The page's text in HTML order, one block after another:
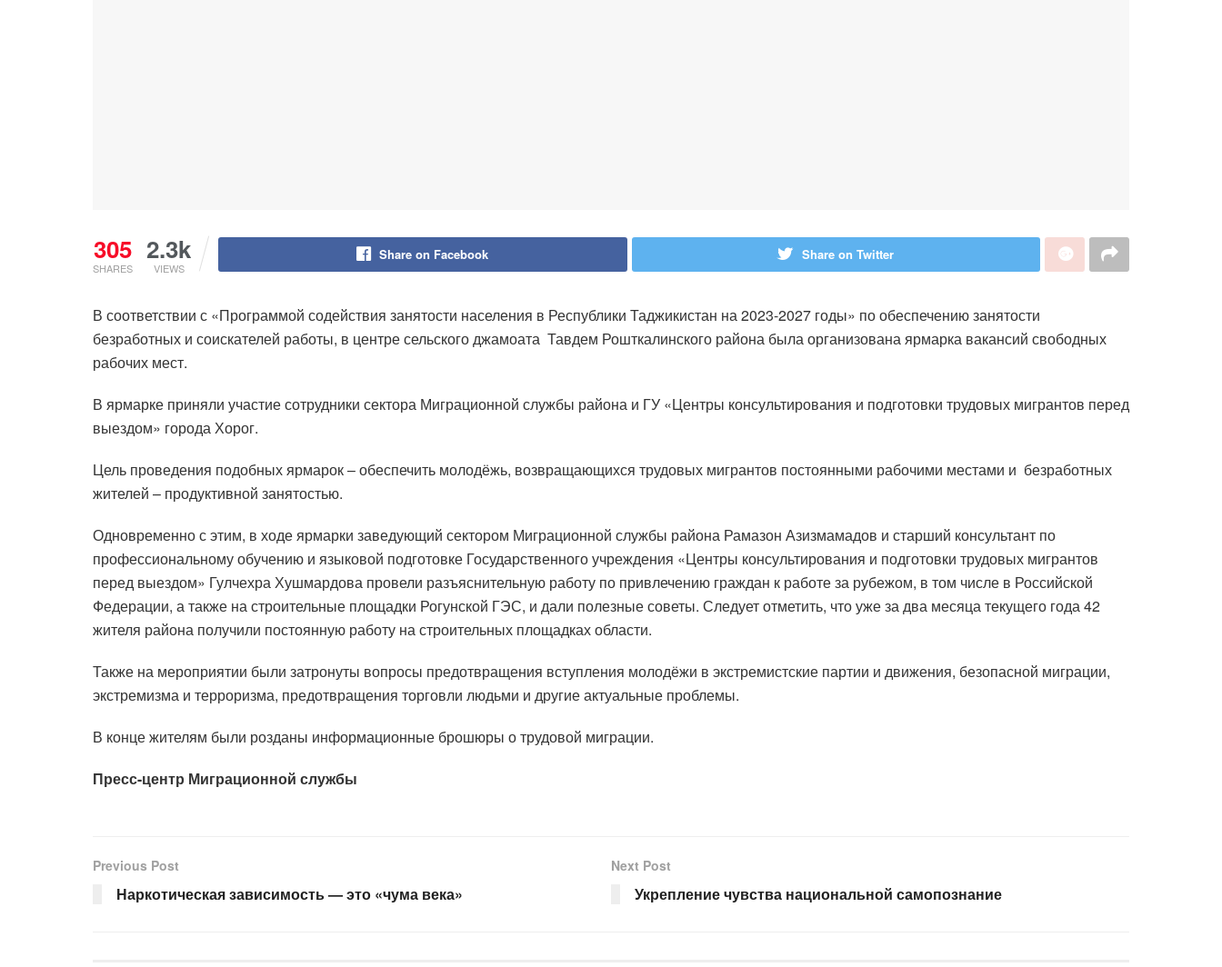
305
SHARES
2.3k
VIEWS
Share on Facebook Share on Twitter
В соответствии с «Программой содействия занятости населения в Республики Таджикистан на 2023-2027 годы» по обеспечению занятости
безработных и соискателей работы, в центре сельского джамоата Тавдем Рошткалинского района была организована ярмарка вакансий свободных
рабочих мест.
В ярмарке приняли участие сотрудники сектора Миграционной службы района и ГУ «Центры консультирования и подготовки трудовых мигрантов перед
выездом» города Хорог.
Цель проведения подобных ярмарок – обеспечить молодёжь, возвращающихся трудовых мигрантов постоянными рабочими местами и безработных
жителей – продуктивной занятостью.
Одновременно с этим, в ходе ярмарки заведующий сектором Миграционной службы района Рамазон Азизмамадов и старший консультант по
профессиональному обучению и языковой подготовке Государственного учреждения «Центры консультирования и подготовки трудовых мигрантов
перед выездом» Гулчехра Хушмардова провели разъяснительную работу по привлечению граждан к работе за рубежом, в том числе в Российской
Федерации, а также на строительные площадки Рогунской ГЭС, и дали полезные советы. Следует отметить, что уже за два месяца текущего года 42
жителя района получили постоянную работу на строительных площадках области.
Также на мероприятии были затронуты вопросы предотвращения вступления молодёжи в экстремистские партии и движения, безопасной миграции,
экстремизма и терроризма, предотвращения торговли людьми и другие актуальные проблемы.
В конце жителям были розданы информационные брошюры о трудовой миграции.
Пресс-центр Миграционной службы
Previous Post
Наркотическая зависимость — это «чума века»
Next Post
Укрепление чувства национальной самопознание